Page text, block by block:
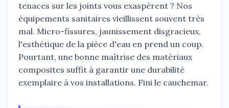
tenaces sur les joints vous exaspèrent ? Nos
équipements sanitaires vieillissent souvent très
mal. Micro-fissures, jaunissement disgracieux,
l'esthétique de la pièce d'eau en prend un coup.
Pourtant, une bonne maîtrise des matériaux
composites suffit à garantir une durabilité
exemplaire à vos installations. Fini le cauchemar.